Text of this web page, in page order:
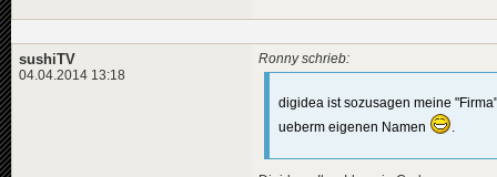
sushiTV
04.04.2014 13:18
Ronny schrieb:
digidea ist sozusagen meine
ueberm eigenen Namen
.